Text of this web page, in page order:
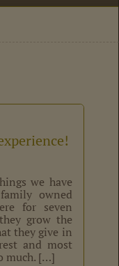
we have
owned
for seven
grow the
they give in
and most
much. […]